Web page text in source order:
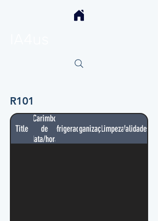
R101
Title
Carimbo
de
data/hora
RefrigeradorOrganizaçãoLimpezaValidades